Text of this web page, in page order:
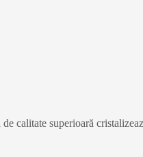
calitate superioară